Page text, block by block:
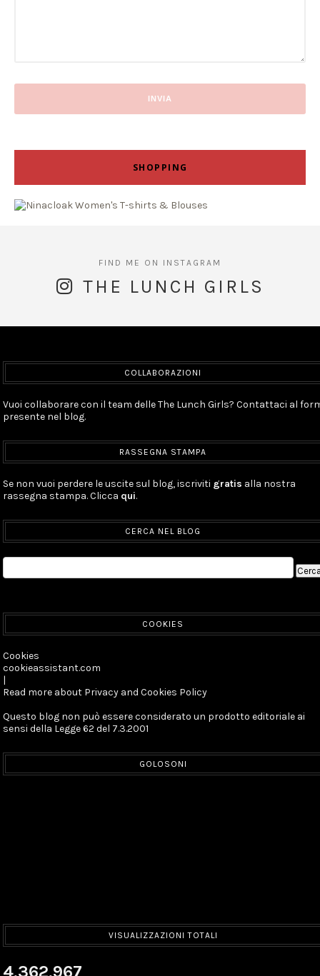
SHOPPING
THE LUNCH GIRLS
COLLABORAZIONI
Vuoi collaborare con il team delle The Lunch Girls? Contattaci al
presente nel blog.
RASSEGNA STAMPA
Se non vuoi perdere le uscite sul blog, iscriviti gratis alla nostra
rassegna stampa. Clicca qui.
CERCA NEL BLOG
COOKIES
Cookies
cookieassistant.com
|
Read more about Privacy and Cookies Policy
Questo blog non può essere considerato un prodotto editoriale ai
sensi della Legge 62 del 7.3.2001
GOLOSONI
VISUALIZZAZIONI TOTALI
4,362,967